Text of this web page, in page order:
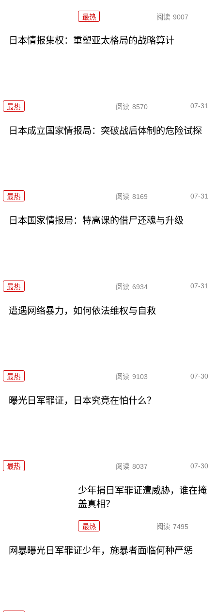
最热 阅读 9007
日本情报集权：重塑亚太格局的战略算计
最热 阅读 8570 07-31
日本成立国家情报局：突破战后体制的危险试探
最热 阅读 8169 07-31
日本国家情报局：特高课的借尸还魂与升级
最热 阅读 6934 07-31
遭遇网络暴力，如何依法维权与自救
最热 阅读 9103 07-30
曝光日军罪证，日本究竟在怕什么？
最热 阅读 8037 07-30
少年捐日军罪证遭威胁，谁在掩
盖真相？
最热 阅读 7495
网暴曝光日军罪证少年，施暴者面临何种严惩